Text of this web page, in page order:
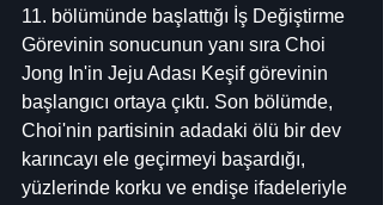
11. bölümünde başlattığı İş Değiştirme
Görevinin sonucunun yanı sıra Choi
Jong In'in Jeju Adası Keşif görevinin
başlangıcı ortaya çıktı. Son bölümde,
Choi'nin partisinin adadaki ölü bir dev
karıncayı ele geçirmeyi başardığı,
yüzlerinde korku ve endişe ifadeleriyle